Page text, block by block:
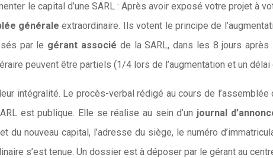
le capital d’une SARL : Après avoir exposé votre projet à
générale extraordinaire. Ils votent le principe de
par le gérant associé de la SARL, dans les 8 jours après
peuvent être partiels (1/4 lors de l’augmentation et un
intégralité. Le procès-verbal rédigé au cours de
est publique. Elle se réalise au sein d’un journal
du nouveau capital, l’adresse du siège, le numéro
s’est tenue. Un dossier est à déposer par le gérant au